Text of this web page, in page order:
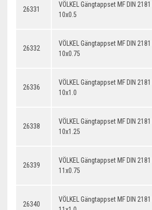
26331
VÖLKEL Gängtappset MF DIN 2181
10x0.5
26332
VÖLKEL Gängtappset MF DIN 2181
10x0.75
26336
VÖLKEL Gängtappset MF DIN 2181
10x1.0
26338
VÖLKEL Gängtappset MF DIN 2181
10x1.25
26339
VÖLKEL Gängtappset MF DIN 2181
11x0.75
26340
VÖLKEL Gängtappset MF DIN 2181